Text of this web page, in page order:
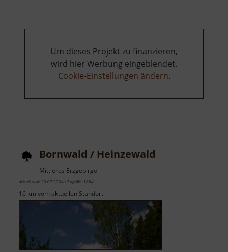
Um dieses Projekt zu finanzieren,
wird hier Werbung eingeblendet.
Cookie-Einstellungen ändern.
Bornwald / Heinzewald
Mittleres Erzgebirge
aktuell vom 23.07.2024 / Zugriffe: 18841
16 km vom aktuellen Standort